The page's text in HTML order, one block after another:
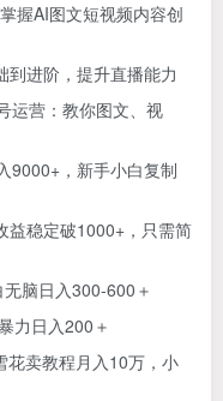
握AI图文短视频内容创
到进阶，提升直播能力
运营：教你图文、视
9000+，新手小白复制
益稳定破1000+，只需简
脑日入300-600＋
力日入200＋
花卖教程月入10万，小